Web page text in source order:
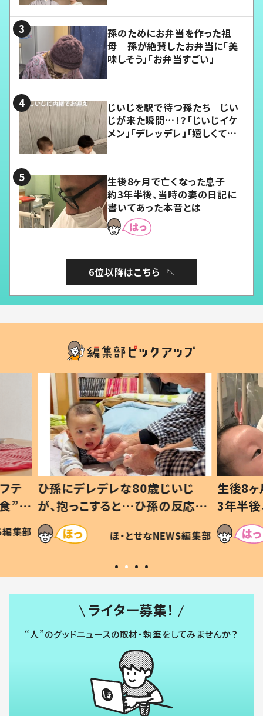
孫のためにお弁当を作った祖
母 孫が絶賛したお弁当に「美
味しそう」「お弁当すごい」
じいじを駅で待つ孫たち じい
じが来た瞬間…！？「じいじイケ
メン」「デレッデレ」「嬉しくて可
生後8ヶ月で亡くなった息子
約3年半後、当時の妻の日記に
書いてあった本音とは
6位以降はこちら
じ
応に
方な
編集部
生後8ヶ月で亡くなった息子 約
3年半後、当時の妻の日記に書い
てあった本音とは
ほ・とせなNEWS編集部
ソファ
子 し
すべて
いから
ライター募集！
“人”のグッドニュースの取材・執筆をしてみませんか？